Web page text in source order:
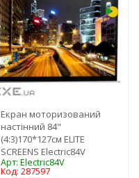
Екран моторизований
настінний 84"
(4:3)170*127см ELITE
SCREENS Electric84V
Арт: Electric84V
Код: 287597